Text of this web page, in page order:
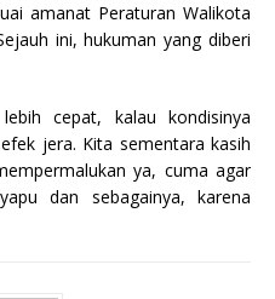
amanat Peraturan Walikota
ini, hukuman yang diberi
cepat, kalau kondisinya
jera. Kita sementara kasih
ya, cuma agar
dan sebagainya, karena